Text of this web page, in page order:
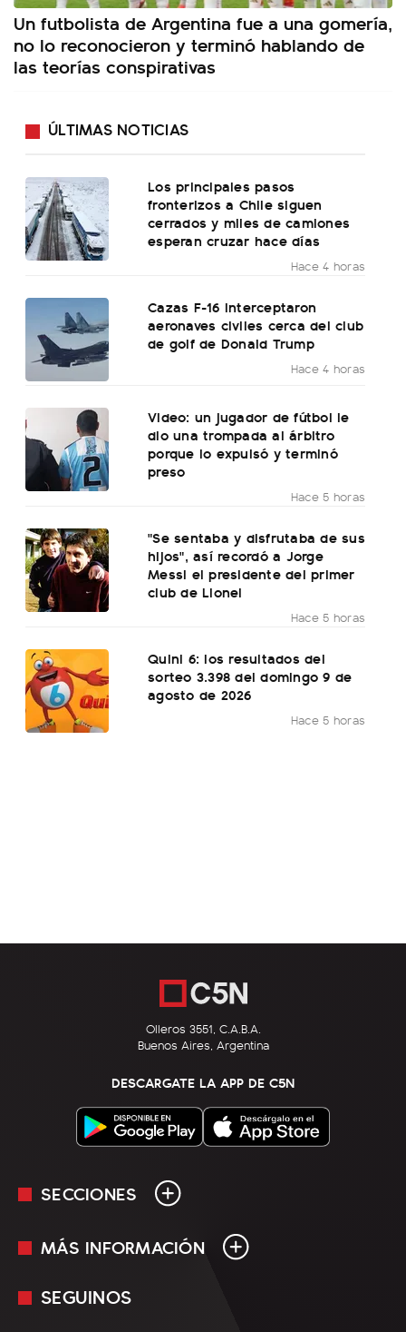
Un futbolista de Argentina fue a una gomería,
no lo reconocieron y terminó hablando de
las teorías conspirativas
ÚLTIMAS NOTICIAS
Los principales pasos
fronterizos a Chile siguen
cerrados y miles de camiones
esperan cruzar hace días
Hace 4 horas
Cazas F-16 interceptaron
aeronaves civiles cerca del club
de golf de Donald Trump
Hace 4 horas
Video: un jugador de fútbol le
dio una trompada al árbitro
porque lo expulsó y terminó
preso
Hace 5 horas
"Se sentaba y disfrutaba de sus
hijos", así recordó a Jorge
Messi el presidente del primer
club de Lionel
Hace 5 horas
Quini 6: los resultados del
sorteo 3.398 del domingo 9 de
agosto de 2026
Hace 5 horas
Olleros 3551, C.A.B.A.
Buenos Aires, Argentina
DESCARGATE LA APP DE C5N
SECCIONES
En Vivo
MÁS INFORMACIÓN
Mediakit
SEGUINOS